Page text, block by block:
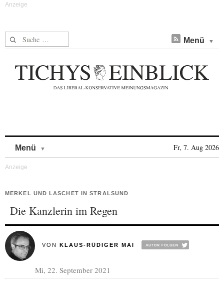
Suche nach: Menü
Menü Fr, 7. Aug 2026
MERKEL UND LASCHET IN STRALSUND
Die Kanzlerin im Regen
VON KLAUS-RÜDIGER MAI
Mi, 22. September 2021